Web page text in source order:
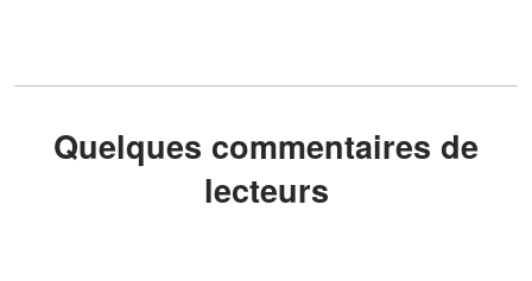
Quelques commentaires de
lecteurs